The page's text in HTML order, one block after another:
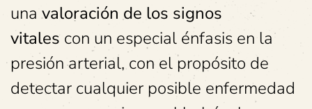
unavaloración de los signos
vitales con un especial énfasis en la
presión arterial, con el propósito de
detectar cualquier posible enfermedad